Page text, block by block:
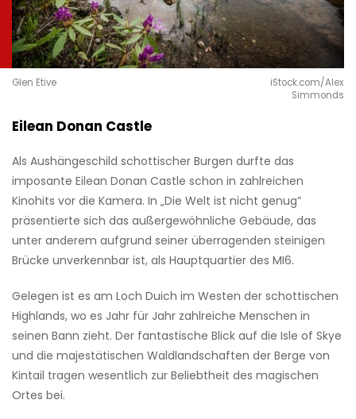
Glen Etive
iStock.com/Alex
Simmonds
Eilean Donan Castle
Als Aushängeschild schottischer Burgen durfte das
imposante Eilean Donan Castle schon in zahlreichen
Kinohits vor die Kamera. In „Die Welt ist nicht genug”
präsentierte sich das außergewöhnliche Gebäude, das
unter anderem aufgrund seiner überragenden steinigen
Brücke unverkennbar ist, als Hauptquartier des MI6.
Gelegen ist es am Loch Duich im Westen der schottischen
Highlands, wo es Jahr für Jahr zahlreiche Menschen in
seinen Bann zieht. Der fantastische Blick auf die Isle of Skye
und die majestätischen Waldlandschaften der Berge von
Kintail tragen wesentlich zur Beliebtheit des magischen
Ortes bei.